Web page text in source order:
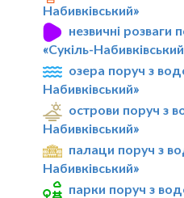
Набивківський»
незвичні
«Сукіль-
озера поруч з
Набивківський»
острови поруч з
Набивківський»
палаци поруч з
Набивківський»
парки поруч з